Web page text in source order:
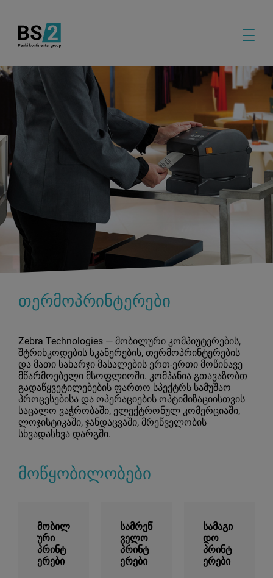
თერმოპრინტერები
Zebra Technologies — მობილური კომპიუტერების,
შტრიხკოდების სკანერების, თერმოპრინტერების
და მათი სახარჯი მასალების ერთ-ერთი მოწინავე
მწარმოებელი მსოფლიოში. კომპანია გთავაზობთ
გადაწყვეტილებების ფართო სპექტრს სამუშაო
პროცესებისა და ოპერაციების ოპტიმიზაციისთვის
საცალო ვაჭრობაში, ელექტრონულ კომერციაში,
ლოჯისტიკაში, ჯანდაცვაში, მრეწველობის
სხვადასხვა დარგში.
მოწყობილობები
მობილ
ური
პრინტ
ერები
სამრეწ
ველო
პრინტ
ერები
სამაგი
დო
პრინტ
ერები